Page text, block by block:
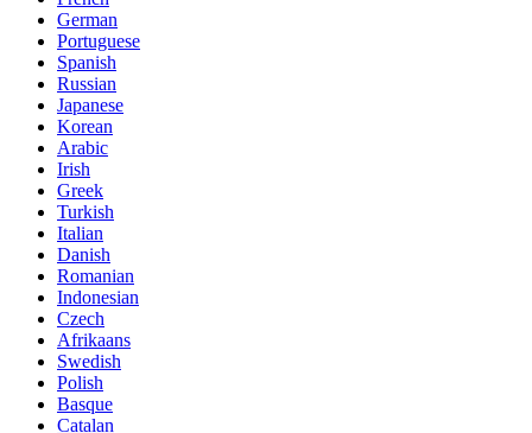
German
Portuguese
Spanish
Russian
Japanese
Korean
Arabic
Irish
Greek
Turkish
Italian
Danish
Romanian
Indonesian
Czech
Afrikaans
Swedish
Polish
Basque
Catalan